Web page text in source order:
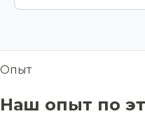
Опыт
Наш опыт по